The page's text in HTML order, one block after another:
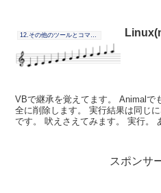
VBで継承を覚えてます。 Animalで
全に削除します。 実行結果は同じ
です。 吠えさえてみます。 実行。
スポンサ